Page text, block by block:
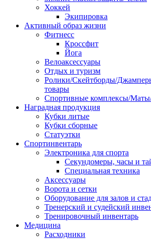
Хоккей
Экипировка
Активный образ жизни
Фитнесс
Кроссфит
Йога
Велоаксессуары
Отдых и туризм
Ролики/Скейтборды/
товары
Спортивные комплексы/
Наградная продукция
Кубки литые
Кубки сборные
Статуэтки
Спортинвентарь
Электроника для спорта
Секундомеры, часы и
Специальная техника
Аксессуары
Ворота и сетки
Оборудование для залов и
Тренерский и судейский
Тренировочный инвентарь
Медицина
Расходники